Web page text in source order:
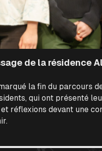
de la résidence
la fin du parcours
qui ont présenté
réflexions devant une